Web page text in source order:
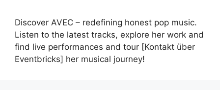
Discover AVEC – redefining honest pop music.
Listen to the latest tracks, explore her work and
find live performances and tour [Kontakt über
Eventbricks] her musical journey!